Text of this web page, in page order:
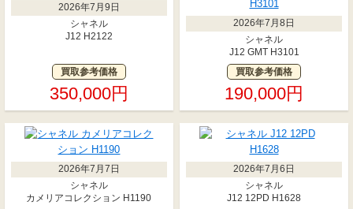
2026年7月9日
シャネル
J12 H2122
買取参考価格
350,000円
2026年7月8日
シャネル
J12 GMT H3101
買取参考価格
190,000円
2026年7月7日
シャネル
カメリアコレクション H1190
2026年7月6日
シャネル
J12 12PD H1628